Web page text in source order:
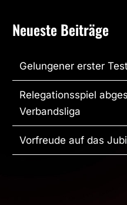
Neueste Beiträge
Gelungener erster
Relegationsspiel
Verbandsliga
Vorfreude auf das